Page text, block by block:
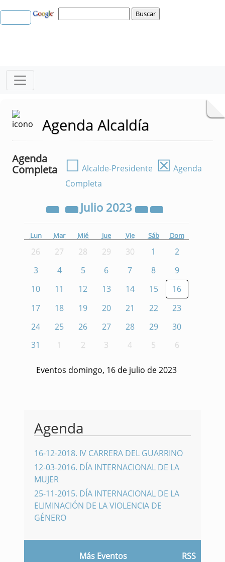
Agenda Alcaldía
Agenda
Completa
☐ Alcalde-Presidente ☒ Agenda
Completa
Julio 2023
Lun Mar Mié Jue Vie Sáb Dom
26 27 28 29 30 1
2
3
4 5 6 7 8
9
10
11 12 13 14 15
16
17
18 19 20 21 22
23
24
25 26 27 28 29
30
31
1 2 3 4 5 6
Eventos domingo, 16 de julio de 2023
Agenda
16-12-2018. IV CARRERA DEL GUARRINO
12-03-2016. DÍA INTERNACIONAL DE LA
MUJER
25-11-2015. DÍA INTERNACIONAL DE LA
ELIMINACIÓN DE LA VIOLENCIA DE
GÉNERO
Más Eventos RSS